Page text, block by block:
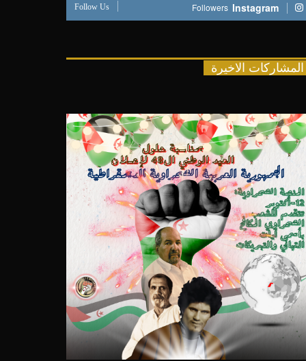
Instagram
Followers
Follow Us
المشاركات الاخيرة